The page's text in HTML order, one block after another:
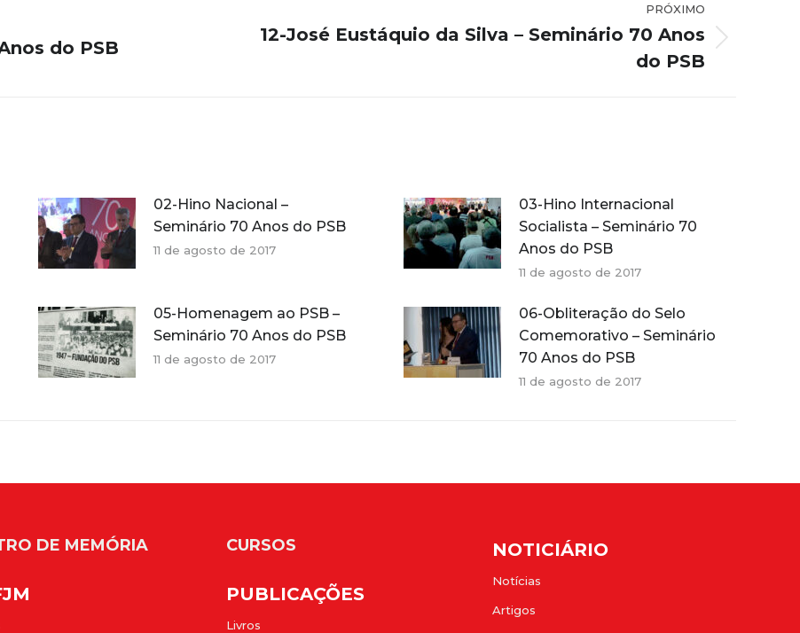
do PSB
PRÓXIMO
12-José Eustáquio da Silva – Seminário 70 Anos
do PSB
02-Hino Nacional –
Seminário 70 Anos do PSB
11 de agosto de 2017
03-Hino Internacional
Socialista – Seminário 70
Anos do PSB
11 de agosto de 2017
05-Homenagem ao PSB –
Seminário 70 Anos do PSB
11 de agosto de 2017
06-Obliteração do Selo
Comemorativo – Seminário
70 Anos do PSB
11 de agosto de 2017
DE MEMÓRIA CURSOS
PUBLICAÇÕES
Livros
NOTICIÁRIO
Notícias
Artigos